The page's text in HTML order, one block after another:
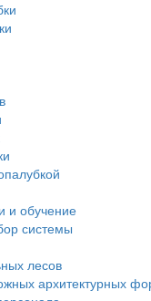
и обучение
системы
лесов
архитектурных